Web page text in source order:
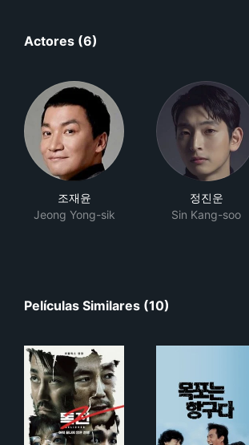
Actores (6)
조재윤
Jeong Yong-sik
정진운
Sin Kang-soo
Películas Similares (10)